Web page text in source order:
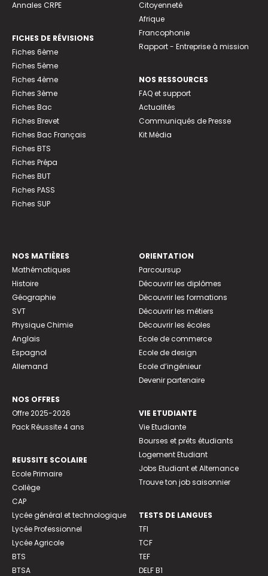
Annales CRPE
FICHES DE RÉVISIONS
Fiches 6ème
Fiches 5ème
Fiches 4ème
Fiches 3ème
Fiches Bac
Fiches Brevet
Fiches Bac Français
Fiches BTS
Fiches Prépa
Fiches BUT
Fiches PASS
Fiches SUP
Citoyenneté
Afrique
Francophonie
Rapport - Entreprise à mission
NOS RESSOURCES
FAQ et support
Actualités
Communiqués de Presse
Kit Média
NOS MATIÈRES
Mathématiques
Histoire
Géographie
SVT
Physique Chimie
Anglais
Espagnol
Allemand
NOS OFFRES
Offre 2025-2026
Pack Réussite 4 ans
REUSSITE SCOLAIRE
Ecole Primaire
Collège
CAP
Lycée général et technologique
Lycée Professionnel
Lycée Agricole
BTS
BTSA
ORIENTATION
Parcoursup
Découvrir les diplômes
Découvrir les formations
Découvrir les métiers
Découvrir les écoles
Ecole de commerce
Ecole de design
Ecole d’ingénieur
Devenir partenaire
VIE ETUDIANTE
Vie Etudiante
Bourses et prêts étudiants
Logement Etudiant
Jobs Etudiant et Alternance
Trouve ton job saisonnier
TESTS DE LANGUES
TFI
TCF
TEF
DELF B1